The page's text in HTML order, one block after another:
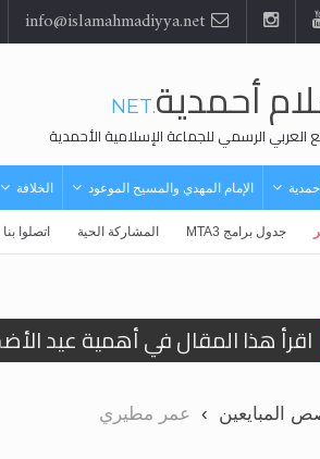
أحمدية.NET
العربي الرسمي للجماعة الإسلامية الأحمدية
الإمام المهدي والمسيح الموعود الخلافة
جدول برامج MTA3 المشاركة الحية اتصلوا بنا
اقرأ هذا المقال في أهمية عيد
الحجّ.. دلالات، حِكم، وأهداف >> المزيد
المبايعين عمر مطيري